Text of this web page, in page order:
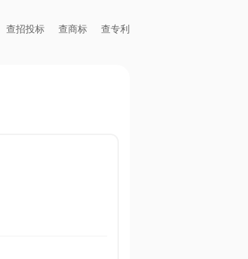
查招投标 查商标 查专利